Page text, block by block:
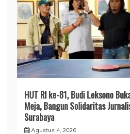
HUT RI ke-81, Budi Leksono
Meja, Bangun Solidaritas
Surabaya
Agustus 4, 2026